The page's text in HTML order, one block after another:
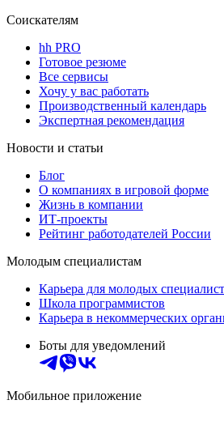
Соискателям
hh PRO
Готовое резюме
Все сервисы
Хочу у вас работать
Производственный календарь
Экспертная рекомендация
Новости и статьи
Блог
О компаниях в игровой форме
Жизнь в компании
ИТ-проекты
Рейтинг работодателей России
Молодым специалистам
Карьера для молодых
Школа программистов
Карьера в некоммерческих
Боты для уведомлений
Мобильное приложение